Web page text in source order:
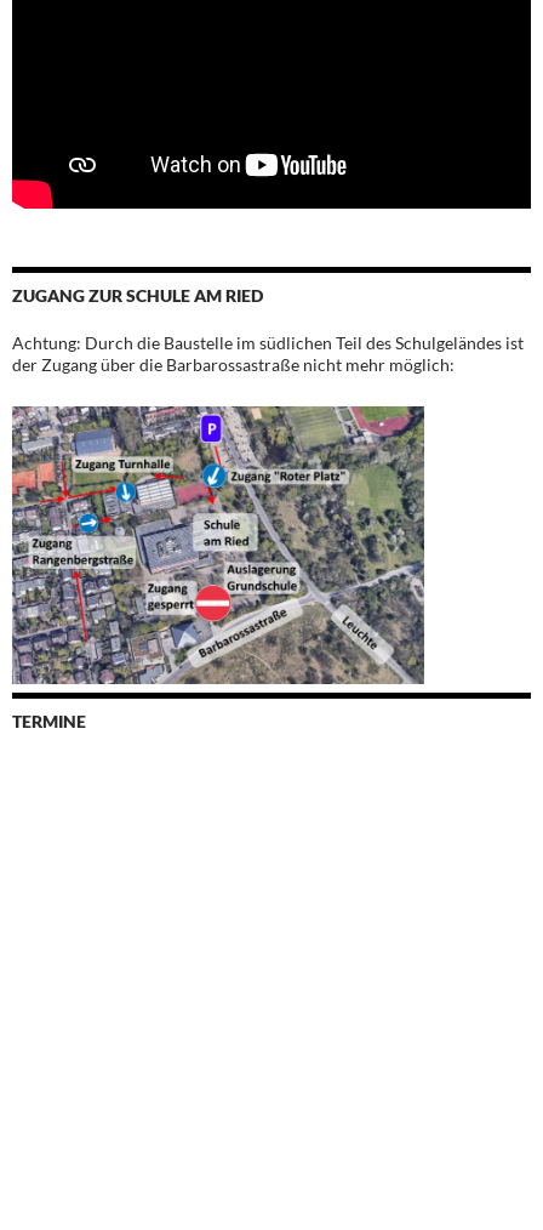
ZUGANG ZUR SCHULE AM RIED
Achtung: Durch die Baustelle im südlichen Teil des Schulgeländes ist
der Zugang über die Barbarossastraße nicht mehr möglich:
TERMINE